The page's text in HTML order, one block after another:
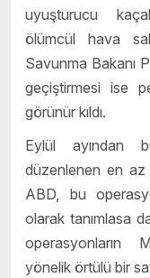
uyuşturucu
ölümcül hava
Savunma Bakanı
geçiştirmesi ise
görünür kıldı.
Eylül ayından
düzenlenen en az
ABD, bu
olarak tanımlasa
operasyonların
yönelik örtülü bir